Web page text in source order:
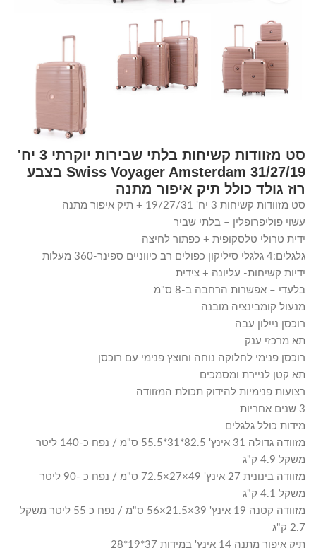
סט מזוודות קשיחות בלתי שבירות יוקרתי 3 יח'
31/27/19 Swiss Voyager Amsterdam בצבע
רוז גולד כולל תיק איפור מתנה
סט מזוודות קשיחות 3 יח' 19/27/31 + תיק איפור מתנה
עשוי פוליפרופלין – בלתי שביר
ידית טרולי טלסקופית + כפתור לחיצה
גלגלים:4 גלגלי סיליקון כפולים רב כיווניים ספינר-360 מעלות
ידיות קשיחות- עליונה + צידית
בלעדי – אפשרות הרחבה ב-8 ס"מ
מנעול קומבינציה מובנה
רוכסן ניילון עבה
תא מרכזי ענק
רוכסן פנימי לחלוקה נוחה וחוצץ פנימי עם רוכסן
תא קטן לניירת ומסמכים
רצועות פנימיות להידוק תכולת המזוודה
3 שנים אחריות
מידות כולל גלגלים
מזוודה גדולה 31 אינץ' 82.5*31*55.5 ס"מ / נפח כ-140 ליטר
משקל 4.9 ק"ג
מזוודה בינונית 27 אינץ' 49×27×72.5 ס"מ / נפח כ -90 ליטר
משקל 4.1 ק"ג
מזוודה קטנה 19 אינץ' 39×21.5×56 ס"מ / נפח כ 55 ליטר משקל
2.7 ק"ג
תיק איפור מתנה 14 אינץ' במידות 37*19*28